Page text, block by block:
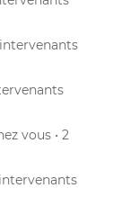
intervenants
vous • 2